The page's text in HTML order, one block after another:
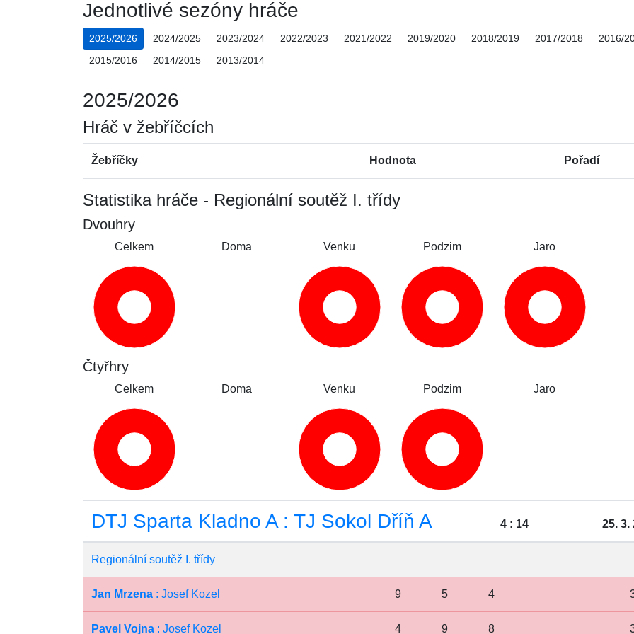
Jednotlivé sezóny hráče
2025/2026 2024/2025 2023/2024 2022/2023 2021/2022 2019/2020 2018/2019 2017/2018
2016/
2015/2016
2014/2015 2013/2014
2025/2026
Hráč v žebříčcích
Žebříčky Hodnota Pořadí
Statistika hráče - Regionální soutěž I. třídy
Dvouhry
Celkem Doma Venku Podzim Jaro
Čtyřhry
Celkem Doma Venku Podzim Jaro
DTJ Sparta Kladno A : TJ Sokol Dříň A 4 : 14 25. 3.
Regionální soutěž I. třídy
Jan Mrzena : Josef Kozel 9 5 4
Pavel Vojna : Josef Kozel 4 9 8